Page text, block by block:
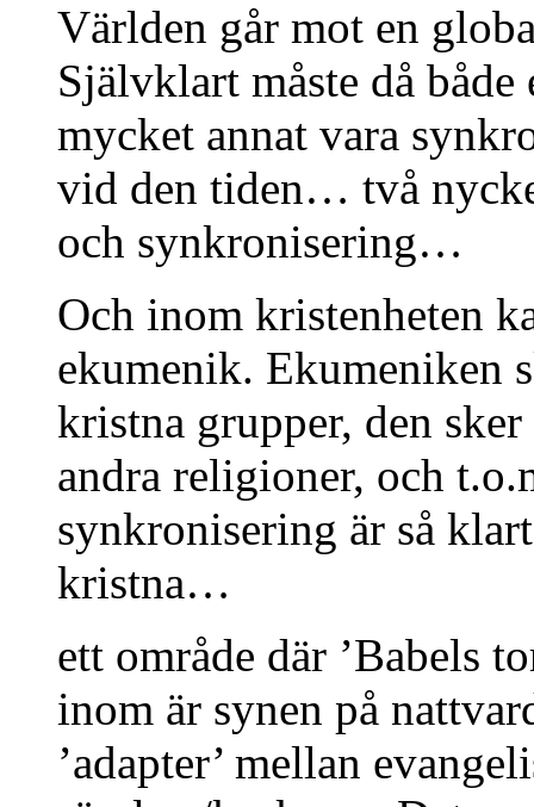
Världen går mot en
Självklart måste då
mycket annat vara
vid den tiden… två
och synkronisering…
Och inom kristenheten
ekumenik. Ekumeniken
kristna grupper, den
andra religioner, och
synkronisering är så
kristna…
ett område där ’Babels
inom är synen på
’adapter’ mellan